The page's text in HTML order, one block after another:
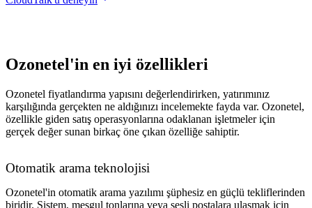
Ozonetel'in en iyi özellikleri
Ozonetel fiyatlandırma yapısını değerlendirirken, yatırımınız
karşılığında gerçekten ne aldığınızı incelemekte fayda var. Ozonetel,
özellikle giden satış operasyonlarına odaklanan işletmeler için
gerçek değer sunan birkaç öne çıkan özelliğe sahiptir.
Otomatik arama teknolojisi
Ozonetel'in otomatik arama yazılımı şüphesiz en güçlü tekliflerinden
biridir. Sistem, meşgul tonlarına veya sesli postalara ulaşmak için